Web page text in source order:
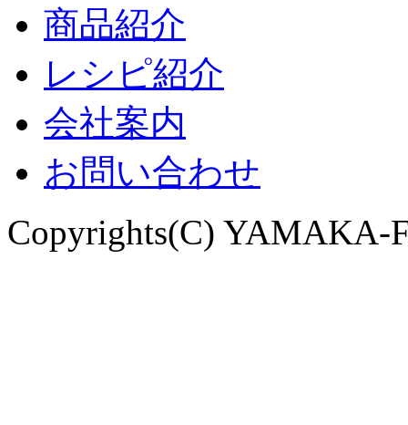
商品紹介
レシピ紹介
会社案内
お問い合わせ
Copyrights(C) YAMAKA-